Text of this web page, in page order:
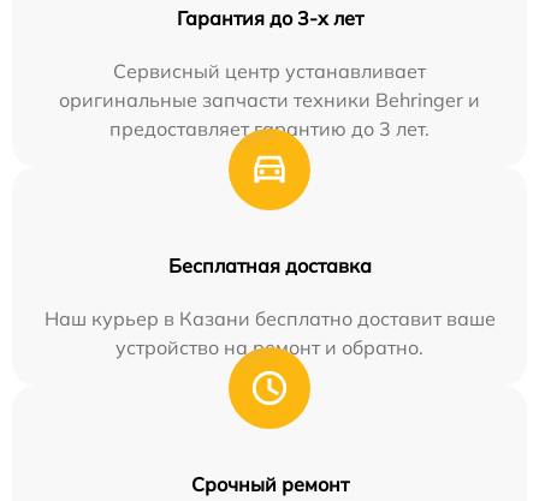
Гарантия до 3-х лет
Сервисный центр устанавливает
оригинальные запчасти техники Behringer и
предоставляет гарантию до 3 лет.
Бесплатная доставка
Наш курьер в Казани бесплатно доставит ваше
устройство на ремонт и обратно.
Срочный ремонт